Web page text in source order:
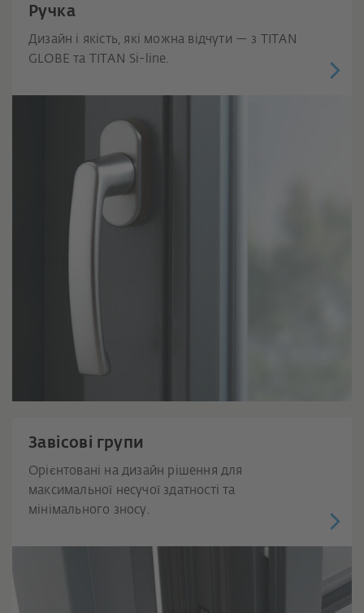
Ручка
Дизайн і якість, які можна відчути — з TITAN
GLOBE та TITAN Si-line.
Завісові групи
Орієнтовані на дизайн рішення для
максимальної несучої здатності та
мінімального зносу.